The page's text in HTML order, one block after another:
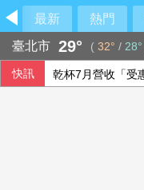
最新 熱門
臺北市 29° ( 32° / 28°
快訊 乾杯7月營收「受